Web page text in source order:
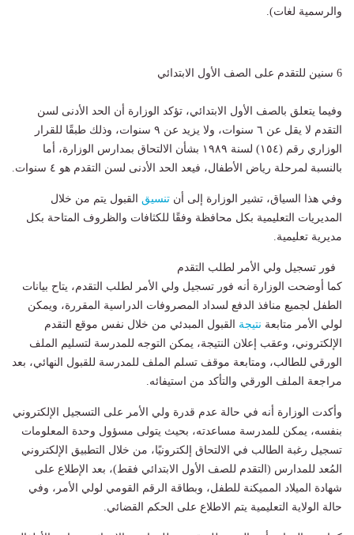
والرسمية لغات).
6 سنين للتقدم على الصف الأول الابتدائي
وفيما يتعلق بالصف الأول الابتدائي، تؤكد الوزارة أن الحد الأدنى لسن
التقدم لا يقل عن ٦ سنوات، ولا يزيد عن ٩ سنوات، وذلك طبقًا للقرار
الوزاري رقم (١٥٤) لسنة ١٩٨٩ بشأن الالتحاق بمدارس الوزارة، أما
بالنسبة لمرحلة رياض الأطفال، فيعد الحد الأدنى لسن التقدم هو ٤ سنوات.
وفي هذا السياق، تشير الوزارة إلى أن تنسيق القبول يتم من خلال
المديريات التعليمية بكل محافظة وفقًا للكثافات والظروف المتاحة بكل
مديرية تعليمية.
فور تسجيل ولي الأمر لطلب التقدم
كما أوضحت الوزارة أنه فور تسجيل ولي الأمر لطلب التقدم، يتاح بيانات
الطفل لجميع منافذ الدفع لسداد المصروفات الدراسية المقررة، ويمكن
لولي الأمر متابعة نتيجة القبول المبدئي من خلال نفس موقع التقدم
الإلكتروني، وعقب إعلان النتيجة، يمكن التوجه للمدرسة لتسليم الملف
الورقي للطالب، ومتابعة موقف تسلم الملف للمدرسة للقبول النهائي، بعد
مراجعة الملف الورقي والتأكد من استيفائه.
وأكدت الوزارة أنه في حالة عدم قدرة ولي الأمر على التسجيل الإلكتروني
بنفسه، يمكن للمدرسة مساعدته، بحيث يتولى مسؤول وحدة المعلومات
تسجيل رغبة الطالب في الالتحاق إلكترونيًا، من خلال التطبيق الإلكتروني
المُعد للمدارس (التقدم للصف الأول الابتدائي فقط)، بعد الإطلاع على
شهادة الميلاد المميكنة للطفل، وبطاقة الرقم القومي لولي الأمر، وفي
حالة الولاية التعليمية يتم الاطلاع على الحكم القضائي.